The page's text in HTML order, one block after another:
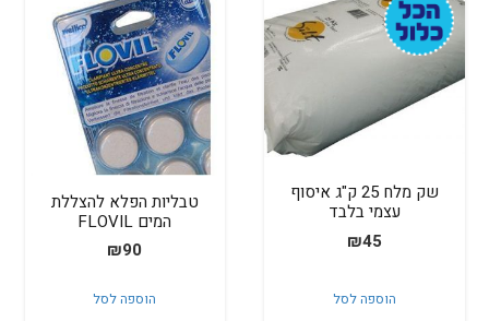
שק מלח 25 ק"ג איסוף
עצמי בלבד
₪45
הוספה לסל
טבליות הפלא להצללת
המים FLOVIL
₪90
הוספה לסל